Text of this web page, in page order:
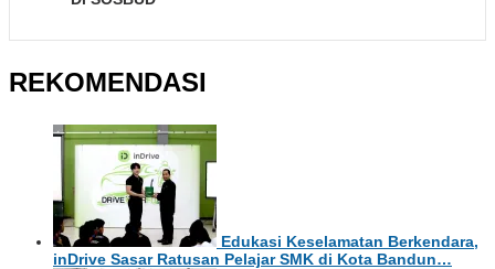
REKOMENDASI
Edukasi Keselamatan Berkendara,
inDrive Sasar Ratusan Pelajar SMK di Kota Bandun…